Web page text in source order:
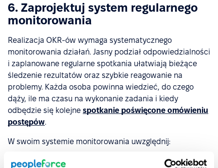
6. Zaprojektuj system regularnego
monitorowania
Realizacja OKR-ów wymaga systematycznego
monitorowania działań. Jasny podział odpowiedzialności
i zaplanowane regularne spotkania ułatwiają bieżące
śledzenie rezultatów oraz szybkie reagowanie na
problemy. Każda osoba powinna wiedzieć, do czego
dąży, ile ma czasu na wykonanie zadania i kiedy
odbędzie się kolejne spotkanie poświęcone omówieniu
postępów.
W swoim systemie monitorowania uwzględnij:
cotygodniowe, 15-minutowe check-iny dla zespołów i